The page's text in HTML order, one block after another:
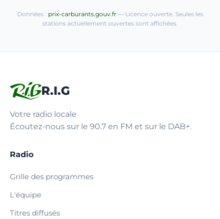
Données : prix-carburants.gouv.fr— Licence ouverte. Seules les
stations actuellement ouvertes sont affichées.
R.I.G
Votre radio locale
Écoutez-nous sur le 90.7 en FM et sur le DAB+.
Radio
Grille des programmes
L'équipe
Titres diffusés